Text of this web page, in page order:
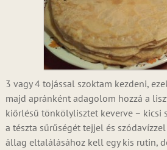
3 vagy 4 tojással szoktam kezdeni,
majd apránként adagolom hozzá a
kiőrlésű tönkölylisztet keverve – kicsi
a tészta sűrűségét tejjel és
állag eltalálásához kell egy kis rutin,